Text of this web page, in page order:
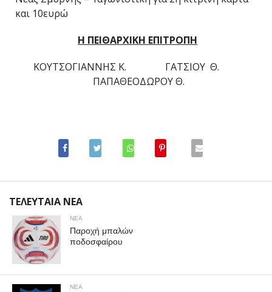
και 10ευρώ
Η ΠΕΙΘΑΡΧΙΚΗ ΕΠΙΤΡΟΠΗ
ΚΟΥΤΣΟΓΙΑΝΝΗΣ Κ. ΓΑΤΣΙΟΥ Θ.
ΠΑΠΑΘΕΟΔΩΡΟΥ Θ.
ΤΕΛΕΥΤΑΙΑ ΝΕΑ
ΝΕΑ
Παροχή μπαλών
ποδοσφαίρου
ΝΕΑ